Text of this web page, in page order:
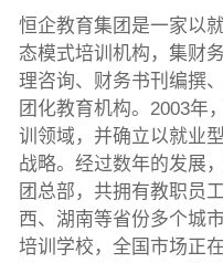
恒企教育集团是一家以
态模式培训机构，集财
理咨询、财务书刊编撰
团化教育机构。2003年
训领域，并确立以就业
战略。经过数年的发展
团总部，共拥有教职员
西、湖南等省份多个城
培训学校，全国市场正